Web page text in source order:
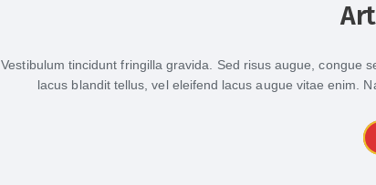
Vestibulum tincidunt fringilla gravida. Sed risus augue, congue
lacus blandit tellus, vel eleifend lacus augue vitae enim.